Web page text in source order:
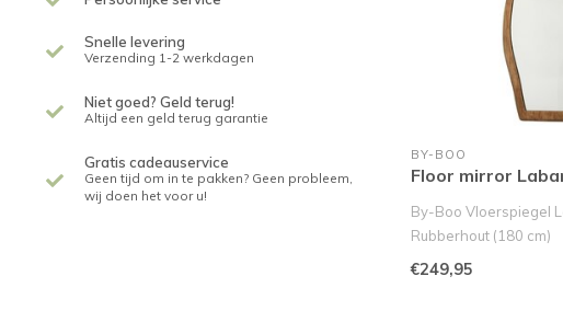
Snelle levering
Verzending 1-2 werkdagen
Niet goed? Geld terug!
Altijd een geld terug garantie
Gratis cadeauservice
Geen tijd om in te pakken? Geen probleem,
wij doen het voor u!
BY-BOO
Floor mirror
By-Boo Vloerspiegel
Rubberhout (180 cm)
Haal een tijdloze eye..
€249,95